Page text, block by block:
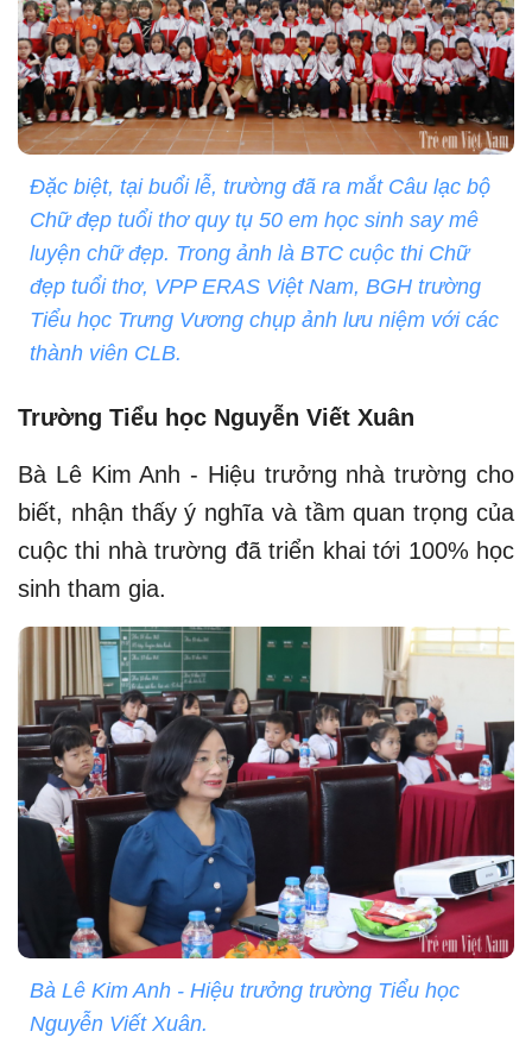
Đặc biệt, tại buổi lễ, trường đã ra mắt Câu lạc bộ
Chữ đẹp tuổi thơ quy tụ 50 em học sinh say mê
luyện chữ đẹp. Trong ảnh là BTC cuộc thi Chữ
đẹp tuổi thơ, VPP ERAS Việt Nam, BGH trường
Tiểu học Trưng Vương chụp ảnh lưu niệm với các
thành viên CLB.
Trường Tiểu học Nguyễn Viết Xuân
Bà Lê Kim Anh - Hiệu trưởng nhà trường cho
biết, nhận thấy ý nghĩa và tầm quan trọng của
cuộc thi nhà trường đã triển khai tới 100% học
sinh tham gia.
Bà Lê Kim Anh - Hiệu trưởng trường Tiểu học
Nguyễn Viết Xuân.